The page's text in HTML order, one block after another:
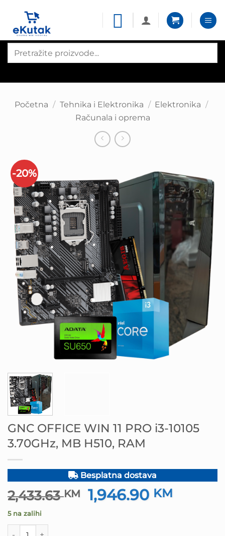
content
search
Početna / Tehnika i Elektronika / Elektronika /
Računala i oprema
-20%
GNC OFFICE WIN 11 PRO i3-10105
3.70GHz, MB H510, RAM
Besplatna dostava
2,433.63KM
Izvorna
cijena
1,946.90 KM
5 na zalihi
GNC OFFICE WIN 11 PRO i3-10105 3.70GHz, MB H510,